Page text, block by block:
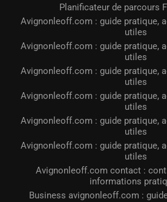
Planificateur de parcours
Avignonleoff.com : guide pratique,
utiles
Avignonleoff.com : guide pratique,
utiles
Avignonleoff.com : guide pratique,
utiles
Avignonleoff.com : guide pratique,
utiles
Avignonleoff.com : guide pratique,
utiles
Avignonleoff.com : guide pratique,
utiles
Avignonleoff.com contact :
informations
Business avignonleoff.com :